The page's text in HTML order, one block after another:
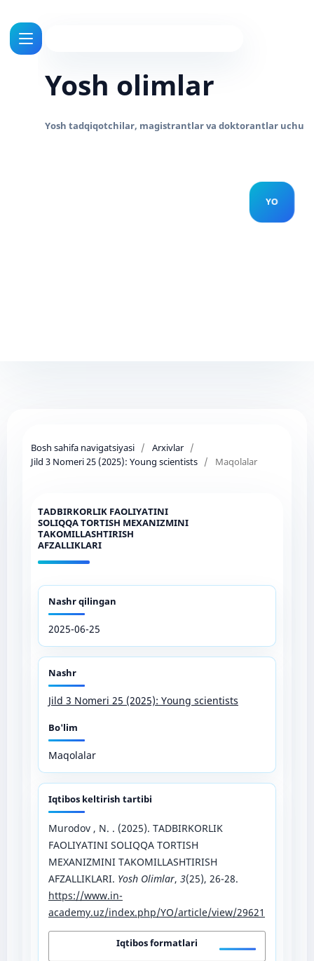
Yosh olimlar
Bosh sahifa navigatsiyasi / Arxivlar /
Jild 3 Nomeri 25 (2025): Young scientists / Maqolalar
TADBIRKORLIK FAOLIYATINI
SOLIQQA TORTISH MEXANIZMINI
TAKOMILLASHTIRISH
AFZALLIKLARI
Nashr qilingan
2025-06-25
Nashr
Jild 3 Nomeri 25 (2025): Young scientists
Bo'lim
Maqolalar
Iqtibos keltirish tartibi
Murodov , N. . (2025). TADBIRKORLIK
FAOLIYATINI SOLIQQA TORTISH
MEXANIZMINI TAKOMILLASHTIRISH
AFZALLIKLARI. Yosh Olimlar, 3(25), 26-28.
https://www.in-
academy.uz/index.php/YO/article/view/29621
Iqtibos formatlari